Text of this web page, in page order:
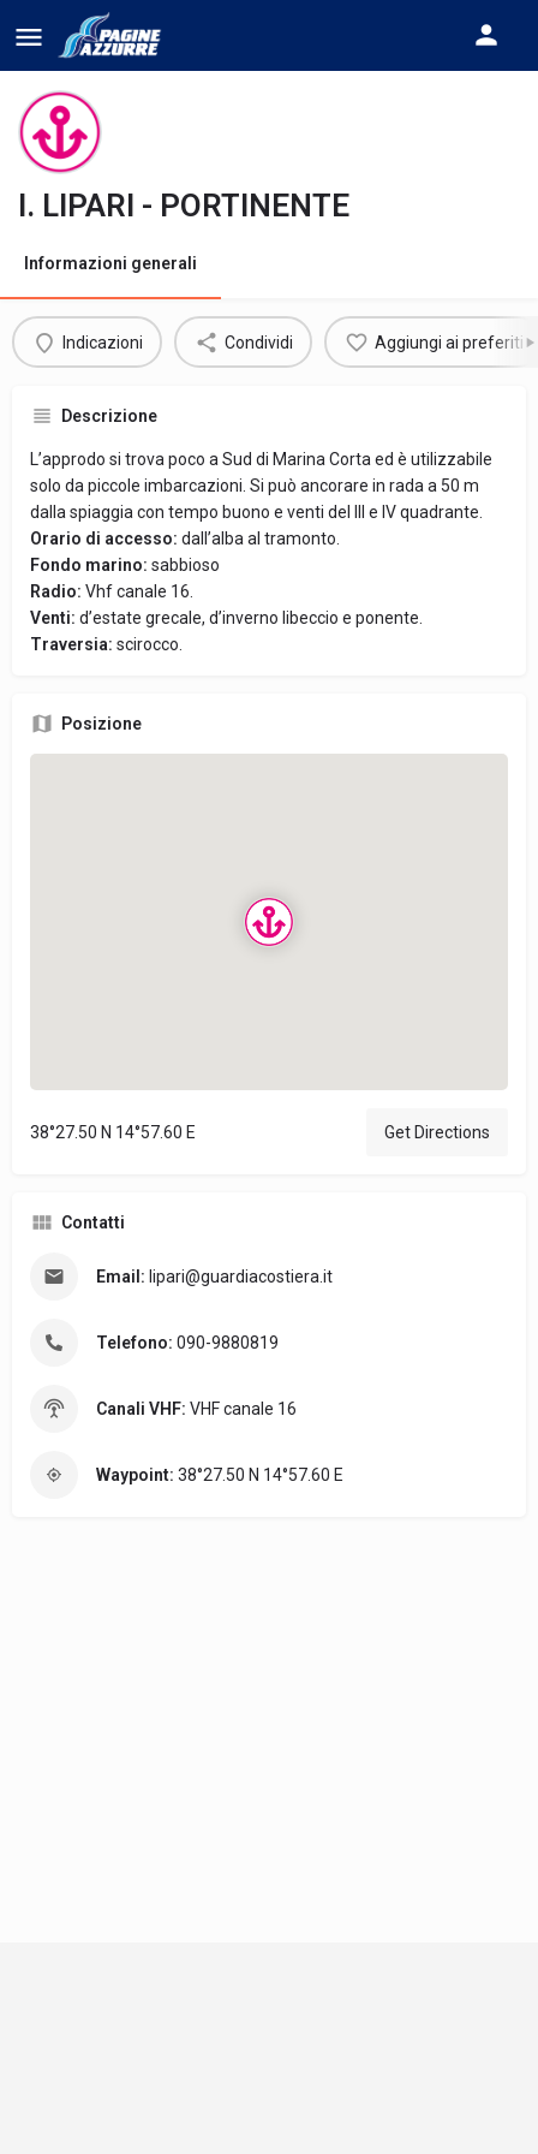
I. LIPARI - PORTINENTE
Informazioni generali
Indicazioni Condividi Aggiungi ai preferiti
Descrizione
L’approdo si trova poco a Sud di Marina Corta ed è utilizzabile
solo da piccole imbarcazioni. Si può ancorare in rada a 50 m
dalla spiaggia con tempo buono e venti del III e IV quadrante.
Orario di accesso: dall’alba al tramonto.
Fondo marino: sabbioso
Radio: Vhf canale 16.
Venti: d’estate grecale, d’inverno libeccio e ponente.
Traversia: scirocco.
Posizione
38°27.50 N 14°57.60 E Get Directions
Contatti
Email: lipari@guardiacostiera.it
Telefono: 090-9880819
Canali VHF: VHF canale 16
Waypoint: 38°27.50 N 14°57.60 E